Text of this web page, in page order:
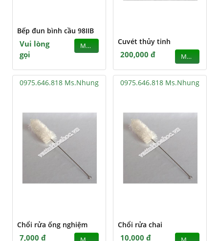
Bếp đun bình cầu 98IIB
Vui lòng
gọi
MUA Cuvét thủy tinh
200,000 đ MUA
0975.646.818 Ms.Nhung
Chổi rửa ống nghiệm
7,000 đ
0975.646.818 Ms.Nhung
Chổi rửa chai
10,000 đ